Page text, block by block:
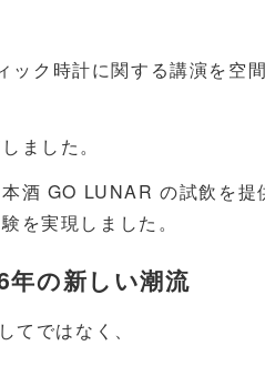
ック時計に関する講演を空
ました。
酒 GO LUNAR の試飲を
を実現しました。
の新しい潮流
てではなく、